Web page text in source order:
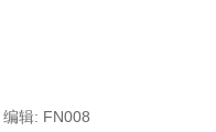
编辑: FN008